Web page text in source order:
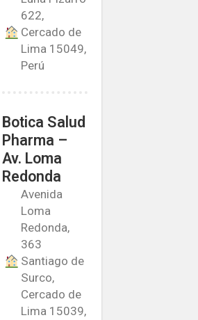
622,
Cercado de
Lima 15049,
Perú
Botica Salud
Pharma –
Av. Loma
Redonda
Avenida
Loma
Redonda,
363
Santiago de
Surco,
Cercado de
Lima 15039,